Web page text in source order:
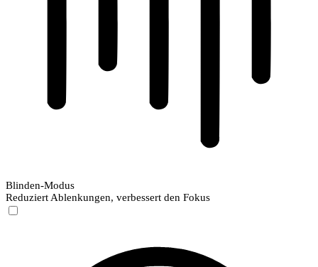
Blinden-Modus
Reduziert Ablenkungen, verbessert den Fokus